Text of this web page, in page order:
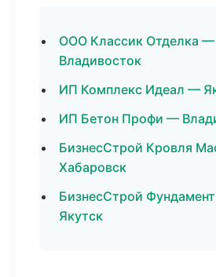
ООО Классик Отделка —
Владивосток
ИП Комплекс Идеал —
ИП Бетон Профи —
БизнесСтрой Кровля
Хабаровск
БизнесСтрой
Якутск